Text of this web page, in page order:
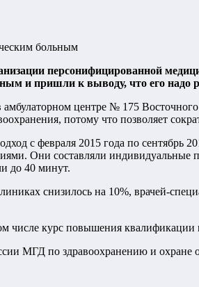
больным
персонифицированной
и пришли к выводу, что его надо
центре № 175
потому что позволяет
с февраля 2015 года по сентябрь
Они составляли
до 40 минут.
снизилось на 10%, врачей-
числе курс повышения
МГД по здравоохранению и охране